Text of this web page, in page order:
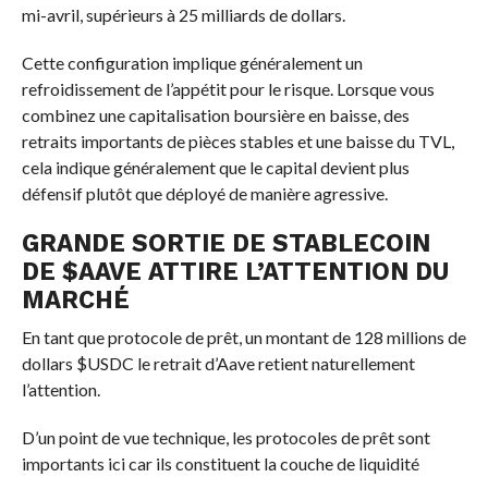
mi-avril, supérieurs à 25 milliards de dollars.
Cette configuration implique généralement un
refroidissement de l’appétit pour le risque. Lorsque vous
combinez une capitalisation boursière en baisse, des
retraits importants de pièces stables et une baisse du TVL,
cela indique généralement que le capital devient plus
défensif plutôt que déployé de manière agressive.
GRANDE SORTIE DE STABLECOIN
DE $AAVE ATTIRE L’ATTENTION DU
MARCHÉ
En tant que protocole de prêt, un montant de 128 millions de
dollars $USDC le retrait d’Aave retient naturellement
l’attention.
D’un point de vue technique, les protocoles de prêt sont
importants ici car ils constituent la couche de liquidité